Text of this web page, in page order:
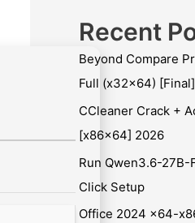
Recent
Beyond Compare
Full (x32x64) [Final]
CCleaner Crack +
[x86x64] 2026
Run Qwen3.6-27B-
Click Setup
Office 2024 x64-